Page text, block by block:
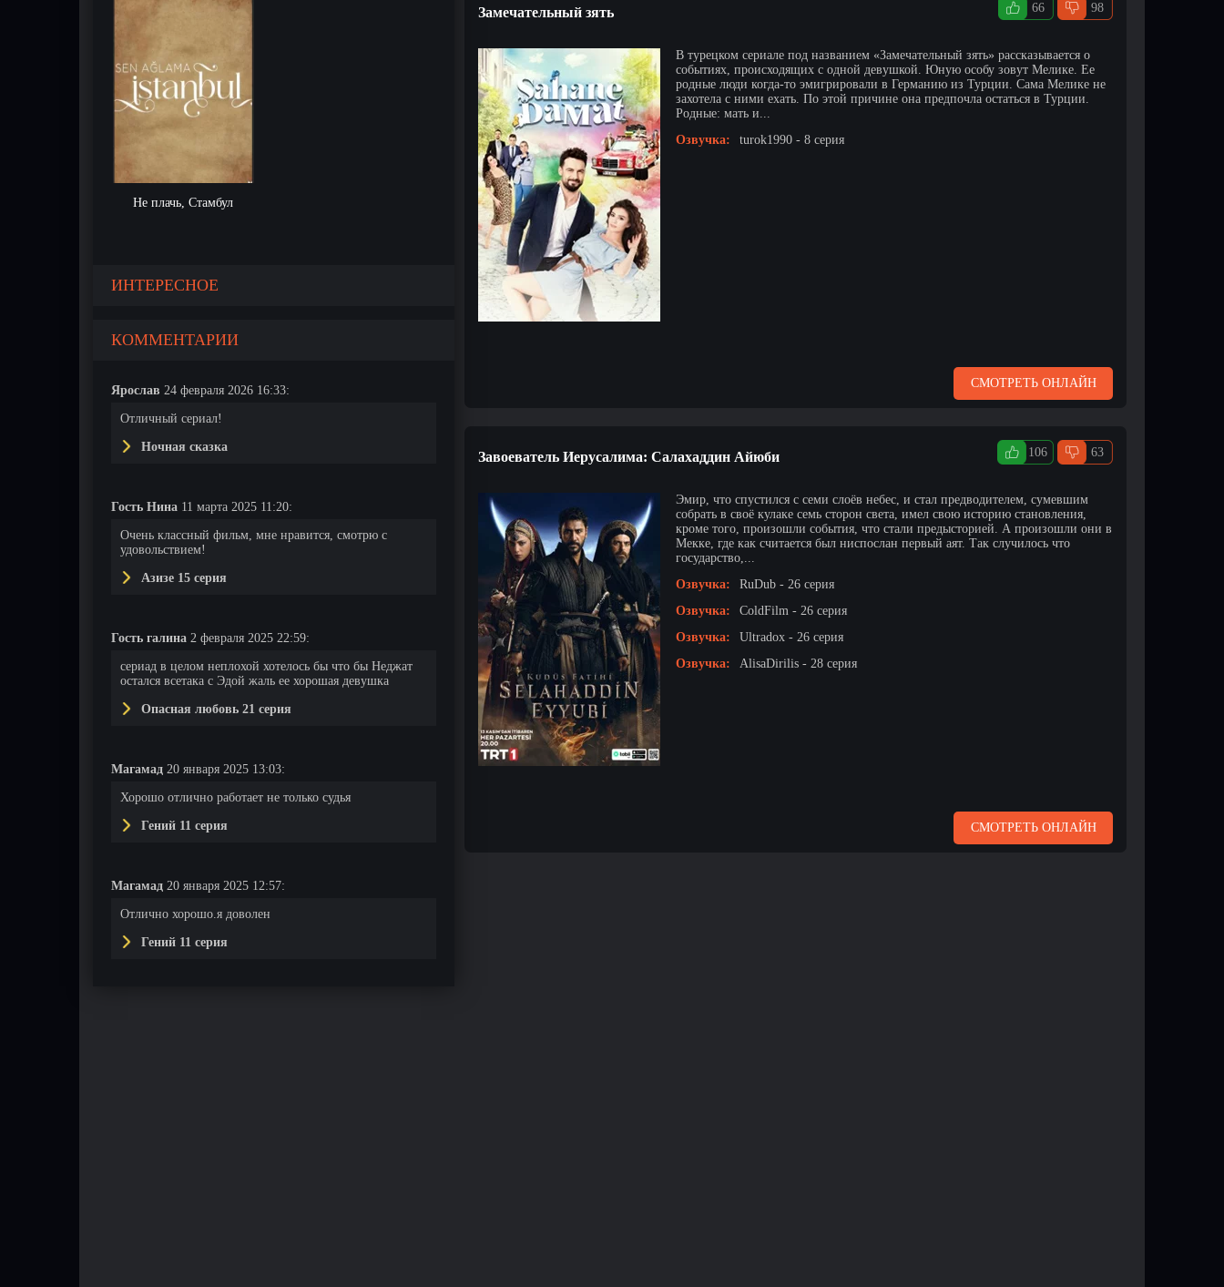
Не плачь, Стамбул
ИНТЕРЕСНОЕ
КОММЕНТАРИИ
Ярослав 24 февраля 2026 16:33:
Отличный сериал!
Ночная сказка
Гость Нина 11 марта 2025 11:20:
Очень классный фильм, мне нравится, смотрю с
удовольствием!
Азизе 15 серия
Гость галина 2 февраля 2025 22:59:
сериад в целом неплохой хотелось бы что бы Неджат
остался всетака с Эдой жаль ее хорошая девушка
Опасная любовь 21 серия
Магамад 20 января 2025 13:03:
Хорошо отлично работает не только судья
Гений 11 серия
Магамад 20 января 2025 12:57:
Отлично хорошо.я доволен
Гений 11 серия
Замечательный зять 66 98
В турецком сериале под названием «Замечательный зять» рассказывается о
событиях, происходящих с одной девушкой. Юную особу зовут Мелике. Ее
родные люди когда-то эмигрировали в Германию из Турции. Сама Мелике не
захотела с ними ехать. По этой причине она предпочла остаться в Турции.
Родные: мать и...
Озвучка:
turok1990 - 8 серия
СМОТРЕТЬ ОНЛАЙН
Завоеватель Иерусалима: Салахаддин Айюби 106 63
Эмир, что спустился с семи слоёв небес, и стал предводителем, сумевшим
собрать в своё кулаке семь сторон света, имел свою историю становления,
кроме того, произошли события, что стали предысторией. А произошли они в
Мекке, где как считается был ниспослан первый аят. Так случилось что
государство,...
Озвучка:
RuDub - 26 серия
Озвучка:
ColdFilm - 26 серия
Озвучка:
Ultradox - 26 серия
Озвучка:
AlisaDirilis - 28 серия
СМОТРЕТЬ ОНЛАЙН